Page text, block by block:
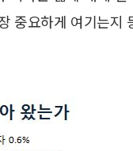
중요하게 여기는지